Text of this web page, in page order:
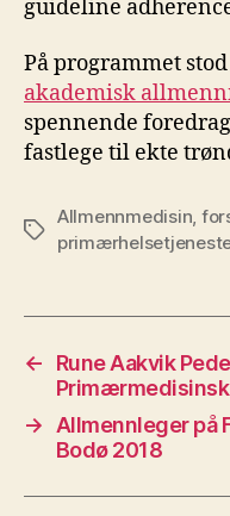
guideline
På programmet stod
akademisk
spennende
fastlege til ekte
Stikkord
Allmennmedisin,
←
Rune Aakvik
→
Allmennleger på
Bodø 2018